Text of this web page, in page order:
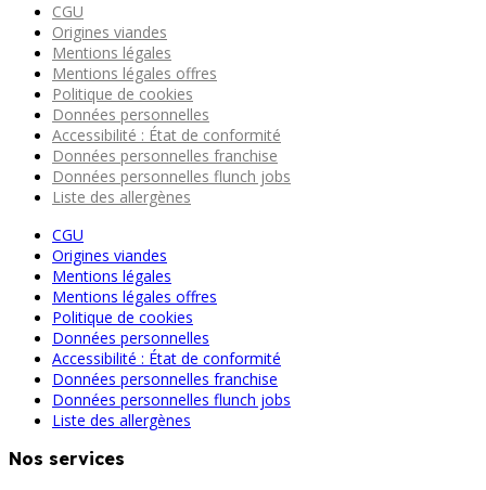
CGU
Origines viandes
Mentions légales
Mentions légales offres
Politique de cookies
Données personnelles
Accessibilité : État de conformité
Données personnelles franchise
Données personnelles flunch jobs
Liste des allergènes
CGU
Origines viandes
Mentions légales
Mentions légales offres
Politique de cookies
Données personnelles
Accessibilité : État de conformité
Données personnelles franchise
Données personnelles flunch jobs
Liste des allergènes
Nos services